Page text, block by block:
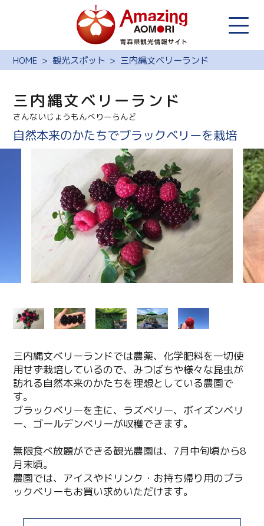
HOME 観光スポット 三内縄文ベリーランド
三内縄文ベリーランド
さんないじょうもんべりーらんど
自然本来のかたちでブラックベリーを栽培
三内縄文ベリーランドでは農薬、化学肥料を一切使
用せず栽培しているので、みつばちや様々な昆虫が
訪れる自然本来のかたちを理想としている農園で
す。
ブラックベリーを主に、ラズベリー、ボイズンベリ
ー、ゴールデンベリーが収穫できます。
無限食べ放題ができる観光農園は、7月中旬頃から8
月末頃。
農園では、アイスやドリンク・お持ち帰り用のブラ
ックベリーもお買い求めいただけます。